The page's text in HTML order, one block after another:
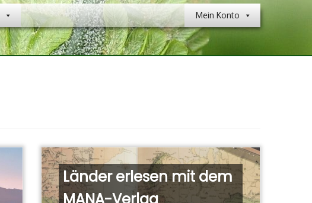
Mein Konto
Länder erlesen mit dem
MANA-Verlag